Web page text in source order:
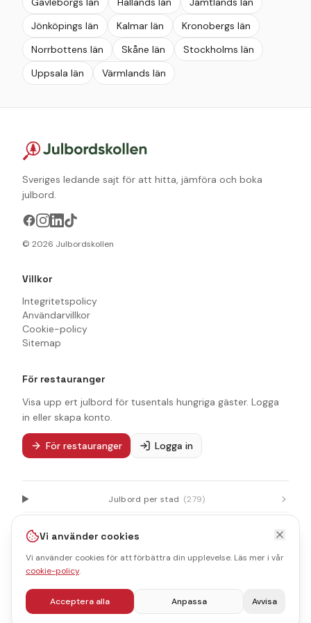
Jönköpings län
Kalmar län
Kronobergs län
Norrbottens län
Skåne län
Stockholms län
Uppsala län
Värmlands län
Sveriges ledande sajt för att hitta, jämföra och boka
julbord.
© 2026 Julbordskollen
Villkor
Integritetspolicy
Användarvillkor
Cookie-policy
Sitemap
För restauranger
Visa upp ert julbord för tusentals hungriga gäster. Logga
in eller skapa konto.
För restauranger Logga in
Julbord per stad (279)
Vi använder cookies
Vi använder cookies för att förbättra din upplevelse. Läs mer i vår
cookie-policy.
Acceptera alla Anpassa Avvisa